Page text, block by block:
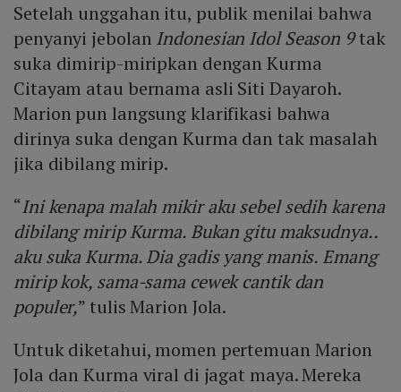
Setelah unggahan itu, publik menilai bahwa
penyanyi jebolan Indonesian Idol Season 9tak
suka dimirip-miripkan dengan Kurma
Citayam atau bernama asli Siti Dayaroh.
Marion pun langsung klarifikasi bahwa
dirinya suka dengan Kurma dan tak masalah
jika dibilang mirip.
“Ini kenapa malah mikir aku sebel sedih karena
dibilang mirip Kurma. Bukan gitu maksudnya..
aku suka Kurma. Dia gadis yang manis. Emang
mirip kok, sama-sama cewek cantik dan
populer,” tulis Marion Jola.
Untuk diketahui, momen pertemuan Marion
Jola dan Kurma viral di jagat maya. Mereka